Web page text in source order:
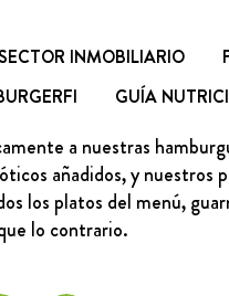
SECTOR INMOBILIARIO
GUÍA
a nuestras
añadidos, y nuestros
los platos del menú,
lo contrario.